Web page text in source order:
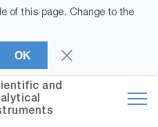
of this page. Change to the
OK
and